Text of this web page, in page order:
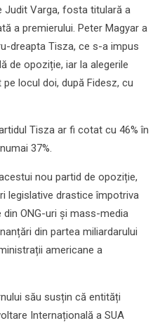
Judit Varga, fosta titulară a
a premierului. Peter Magyar a
dreapta Tisza, ce s-a impus
de opoziție, iar la alegerile
locul doi, după Fidesz, cu
Tisza ar fi cotat cu 46% în
37%.
nou partid de opoziție,
legislative drastice împotriva
ONG-uri și mass-media
din partea miliardarului
americane a
său susțin că entități
Internațională a SUA